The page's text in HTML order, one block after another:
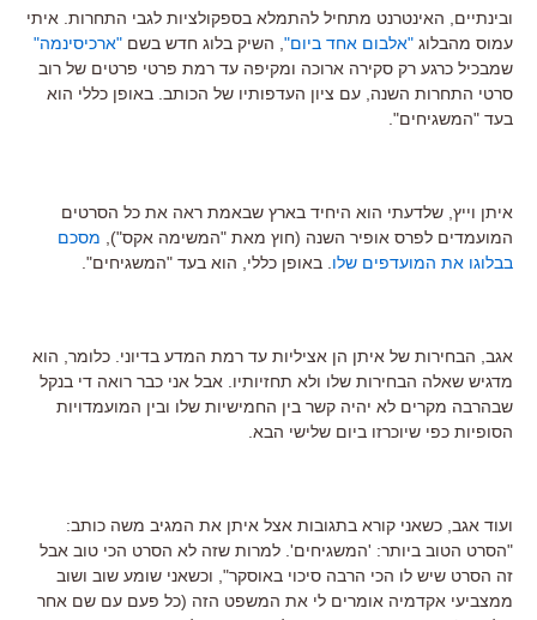
ובינתיים, האינטרנט מתחיל להתמלא בספקולציות לגבי התחרות. איתי
עמוס מהבלוג "אלבום אחד ביום" , השיק בלוג חדש בשם "ארכיסינמה"
שמבכיל כרגע רק סקירה ארוכה ומקיפה עד רמת פרטי פרטים של רוב
סרטי התחרות השנה, עם ציון העדפותיו של הכותב. באופן כללי הוא
בעד "המשגיחים".
איתן וייץ, שלדעתי הוא היחיד בארץ שבאמת ראה את כל הסרטים
המועמדים לפרס אופיר השנה (חוץ מאת "המשימה אקס"), מסכם
בבלוגו את המועדפים שלו . באופן כללי, הוא בעד "המשגיחים".
אגב, הבחירות של איתן הן אציליות עד רמת המדע בדיוני. כלומר, הוא
מדגיש שאלה הבחירות שלו ולא תחזיותיו. אבל אני כבר רואה די בנקל
שבהרבה מקרים לא יהיה קשר בין החמישיות שלו ובין המועמדויות
הסופיות כפי שיוכרזו ביום שלישי הבא.
ועוד אגב, כשאני קורא בתגובות אצל איתן את המגיב משה כותב:
"הסרט הטוב ביותר: 'המשגיחים'. למרות שזה לא הסרט הכי טוב אבל
זה הסרט שיש לו הכי הרבה סיכוי באוסקר", וכשאני שומע שוב ושוב
ממצביעי אקדמיה אומרים לי את המשפט הזה (כל פעם עם שם אחר